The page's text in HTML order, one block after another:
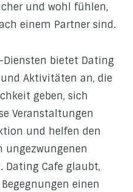
und wohl fühlen,
einem Partner sind.
bietet Dating
Aktivitäten an, die
geben, sich
Veranstaltungen
und helfen den
ungezwungenen
Dating Cafe glaubt,
einen